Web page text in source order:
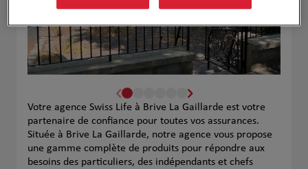
Votre agence Swiss Life à Brive La Gaillarde est votre
partenaire de confiance pour toutes vos assurances.
Située à Brive La Gaillarde, notre agence vous propose
une gamme complète de produits pour répondre aux
besoins des particuliers, des indépendants et chefs